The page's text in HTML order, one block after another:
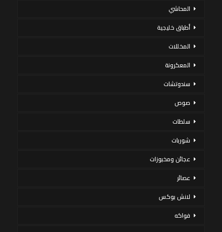
المحاشي
أطباق خليجية
المخللات
المعكرونة
سندوتشات
صوص
سلطات
شوربات
عجائن ومخبوزات
عصائر
لانش بوكس
فواكه